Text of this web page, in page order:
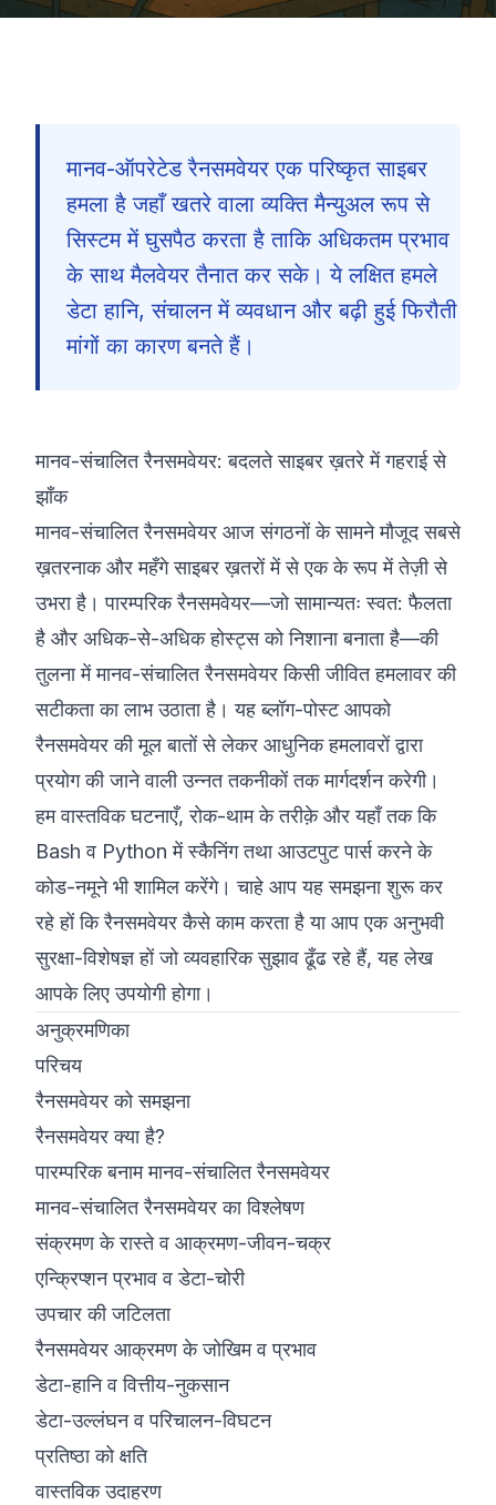
🇮🇳
©2026 8200 साइबर बूटकैंप
मानव-ऑपरेटेड रैनसमवेयर एक परिष्कृत साइबर
हमला है जहाँ खतरे वाला व्यक्ति मैन्युअल रूप से
सिस्टम में घुसपैठ करता है ताकि अधिकतम प्रभाव
के साथ मैलवेयर तैनात कर सके। ये लक्षित हमले
डेटा हानि, संचालन में व्यवधान और बढ़ी हुई फिरौती
मांगों का कारण बनते हैं।
मानव-संचालित रैनसमवेयर: बदलते साइबर ख़तरे में गहराई से
झाँक
मानव-संचालित रैनसमवेयर आज संगठनों के सामने मौजूद सबसे
ख़तरनाक और महँगे साइबर ख़तरों में से एक के रूप में तेज़ी से
उभरा है। पारम्परिक रैनसमवेयर—जो सामान्यतः स्वत: फैलता
है और अधिक-से-अधिक होस्ट्स को निशाना बनाता है—की
तुलना में मानव-संचालित रैनसमवेयर किसी जीवित हमलावर की
सटीकता का लाभ उठाता है। यह ब्लॉग-पोस्ट आपको
रैनसमवेयर की मूल बातों से लेकर आधुनिक हमलावरों द्वारा
प्रयोग की जाने वाली उन्नत तकनीकों तक मार्गदर्शन करेगी।
हम वास्तविक घटनाएँ, रोक-थाम के तरीक़े और यहाँ तक कि
Bash व Python में स्कैनिंग तथा आउटपुट पार्स करने के
कोड-नमूने भी शामिल करेंगे। चाहे आप यह समझना शुरू कर
रहे हों कि रैनसमवेयर कैसे काम करता है या आप एक अनुभवी
सुरक्षा-विशेषज्ञ हों जो व्यवहारिक सुझाव ढूँढ रहे हैं, यह लेख
आपके लिए उपयोगी होगा।
अनुक्रमणिका
परिचय
रैनसमवेयर को समझना
रैनसमवेयर क्या है?
पारम्परिक बनाम मानव-संचालित रैनसमवेयर
मानव-संचालित रैनसमवेयर का विश्लेषण
संक्रमण के रास्ते व आक्रमण-जीवन-चक्र
एन्क्रिप्शन प्रभाव व डेटा-चोरी
उपचार की जटिलता
रैनसमवेयर आक्रमण के जोखिम व प्रभाव
डेटा-हानि व वित्तीय-नुकसान
डेटा-उल्लंघन व परिचालन-विघटन
प्रतिष्ठा को क्षति
वास्तविक उदाहरण